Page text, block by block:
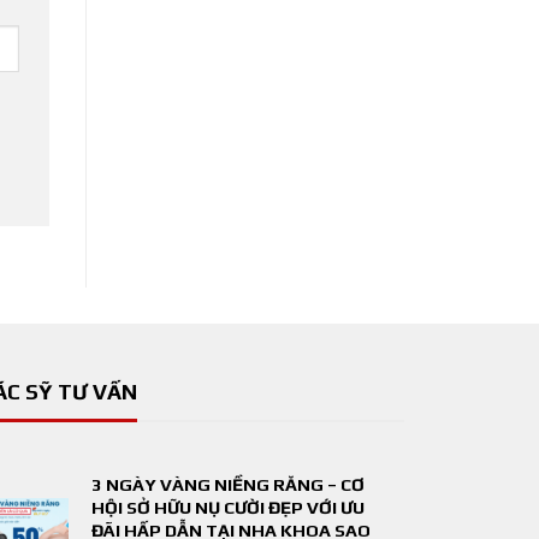
SỸ TƯ VẤN
3 NGÀY VÀNG NIỀNG RĂNG – CƠ
HỘI SỞ HỮU NỤ CƯỜI ĐẸP VỚI ƯU
ĐÃI HẤP DẪN TẠI NHA KHOA SAO